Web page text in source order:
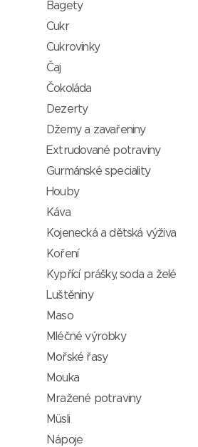
Bagety
Cukr
Cukrovinky
Čaj
Čokoláda
Dezerty
Džemy a zavařeniny
Extrudované potraviny
Gurmánské speciality
Houby
Káva
Kojenecká a dětská výživa
Koření
Kypřící prášky, soda a želé
Luštěniny
Maso
Mléčné výrobky
Mořské řasy
Mouka
Mražené potraviny
Müsli
Nápoje